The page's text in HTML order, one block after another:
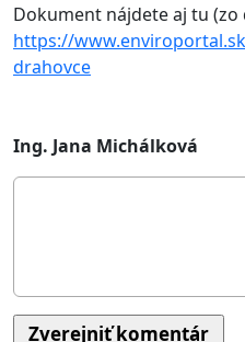
Dokument nájdete aj tu (zo
https://
drahovce
Ing. Jana Michálková